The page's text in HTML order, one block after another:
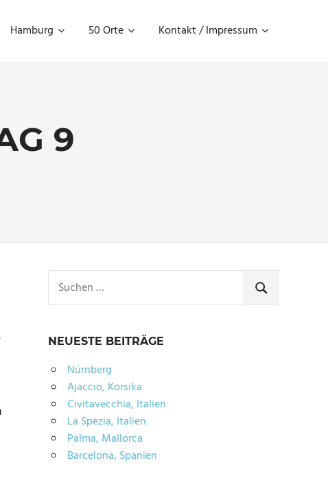
Hamburg 50 Orte Kontakt / Impressum
9
nach:
SUCHEN
NEUESTE BEITRÄGE
Nürnberg
Ajaccio, Korsika
Civitavecchia, Italien
La Spezia, Italien
Palma, Mallorca
Barcelona, Spanien